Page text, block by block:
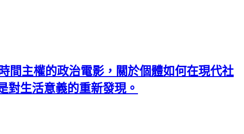
間主權的政治電影，關於個體如何在現代社
對生活意義的重新發現。